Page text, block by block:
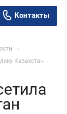
Контакты
Казахстан